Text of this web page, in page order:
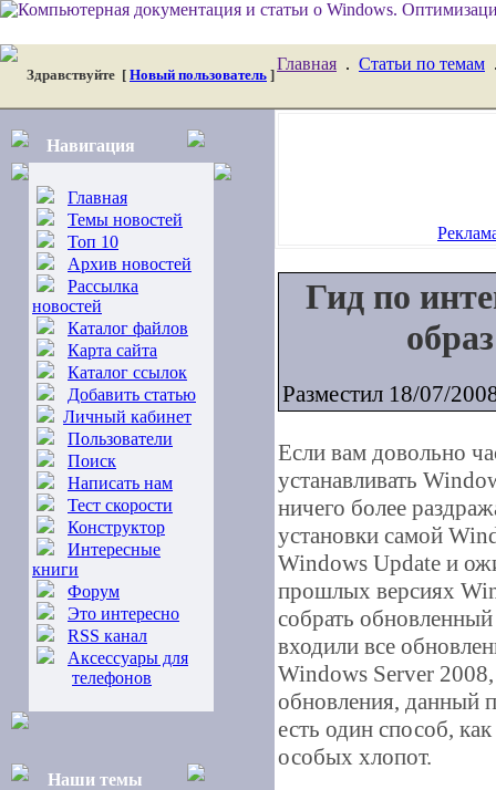
Здравствуйте [ Новый пользователь ]
Главная . Статьи по темам
Навигация
Главная
Темы новостей
Топ 10
Архив новостей
Рассылка
новостей
Каталог файлов
Карта сайта
Каталог ссылок
Добавить статью
Личный кабинет
Пользователи
Поиск
Написать нам
Тест скорости
Конструктор
Интересные
книги
Форум
Это интересно
RSS канал
Аксессуары для
телефонов
Наши темы
Гид по
Разместил 18/07/
Если вам довольно
устанавливать
ничего более
установки самой
Windows Update и
прошлых версиях
собрать
входили все
Windows Server
обновления, данный
есть один способ,
особых хлопот.